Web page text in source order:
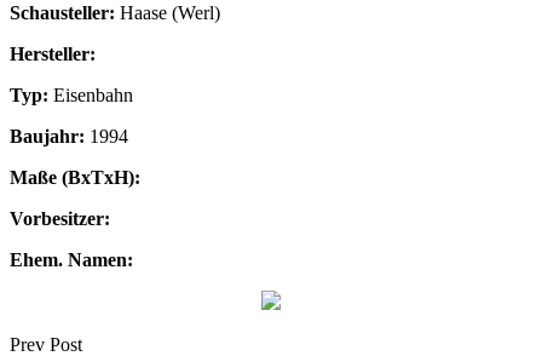
Schausteller: Haase (Werl)
Hersteller:
Typ: Eisenbahn
Baujahr: 1994
Maße (BxTxH):
Vorbesitzer:
Ehem. Namen:
Prev Post